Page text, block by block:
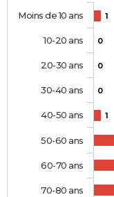
1
0
0
0
1
Moins de 10 ans
10-20 ans
20-30 ans
30-40 ans
40-50 ans
50-60 ans
60-70 ans
70-80 ans